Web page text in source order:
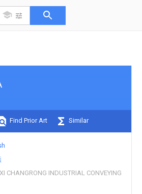
Find Prior Art Similar
CHANGRONG INDUSTRIAL CONVEYING